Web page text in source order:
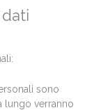
sono
lungo verranno